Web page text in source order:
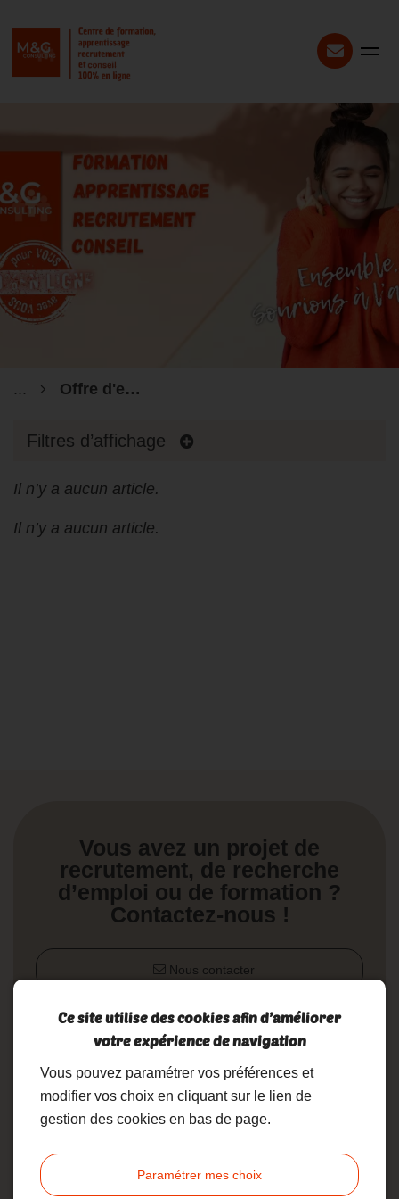
... Offre d'emploi
Filtres d’affichage
Il n’y a aucun article.
Il n’y a aucun article.
Vous avez un projet de
recrutement, de recherche
d’emploi ou de formation ?
Contactez-nous !
Nous contacter
Formation
Formation sur mesure
Ce site utilise des cookies afin d’améliorer
votre expérience de navigation
Vous pouvez paramétrer vos préférences et
modifier vos choix en cliquant sur le lien de
gestion des cookies en bas de page.
Paramétrer mes choix